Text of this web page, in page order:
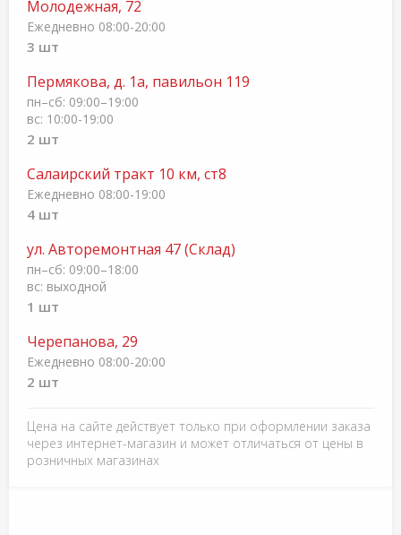
Молодежная, 72
Ежедневно 08:00-20:00
3 шт
Пермякова, д. 1а, павильон 119
пн–сб: 09:00–19:00
вс: 10:00-19:00
2 шт
Салаирский тракт 10 км, ст8
Ежедневно 08:00-19:00
4 шт
ул. Авторемонтная 47 (Склад)
пн–cб: 09:00–18:00
вс: выходной
1 шт
Черепанова, 29
Ежедневно 08:00-20:00
2 шт
Цена на сайте действует только при оформлении заказа
через интернет-магазин и может отличаться от цены в
розничных магазинах